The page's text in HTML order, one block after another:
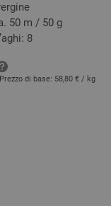
50 m / 50 g
8
di base: 58,80 € / kg